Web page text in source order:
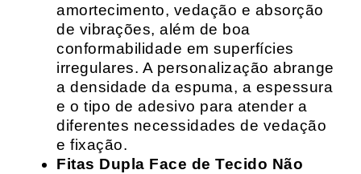
amortecimento, vedação e absorção
de vibrações, além de boa
conformabilidade em superfícies
irregulares. A personalização abrange
a densidade da espuma, a espessura
e o tipo de adesivo para atender a
diferentes necessidades de vedação
e fixação.
Fitas Dupla Face de Tecido Não